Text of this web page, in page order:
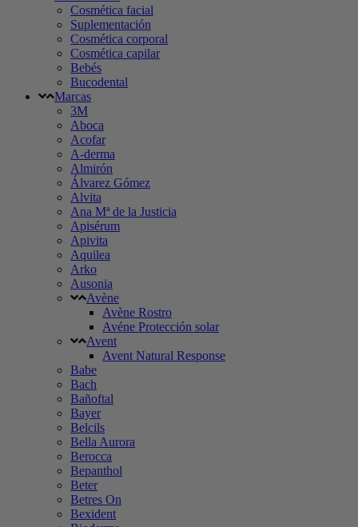
Cosmética facial
Suplementación
Cosmética corporal
Cosmética capilar
Bebés
Bucodental
Marcas
3M
Aboca
Acofar
A-derma
Almirón
Álvarez Gómez
Alvita
Ana Mª de la Justicia
Apisérum
Apivita
Aquilea
Arko
Ausonia
Avène
Avène Rostro
Avéne Protección solar
Avent
Avent Natural Response
Babe
Bach
Bañoftal
Bayer
Belcils
Bella Aurora
Berocca
Bepanthol
Beter
Betres On
Bexident